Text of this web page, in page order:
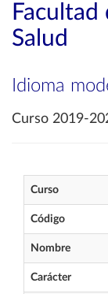
Facultad
Salud
Idioma
Curso 2019-
Curso
Código
Nombre
Carácter